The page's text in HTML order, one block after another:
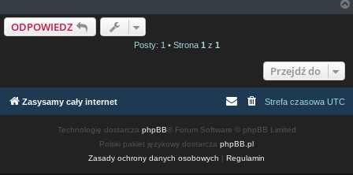
ODPOWIEDZ
Posty: 1 • Strona 1 z 1
Przejdź do
Zasysamy cały internet Strefa czasowa UTC
Technologię dostarcza phpBB® Forum Software © phpBB Limited
Polski pakiet językowy dostarcza phpBB.pl
Zasady ochrony danych osobowych | Regulamin